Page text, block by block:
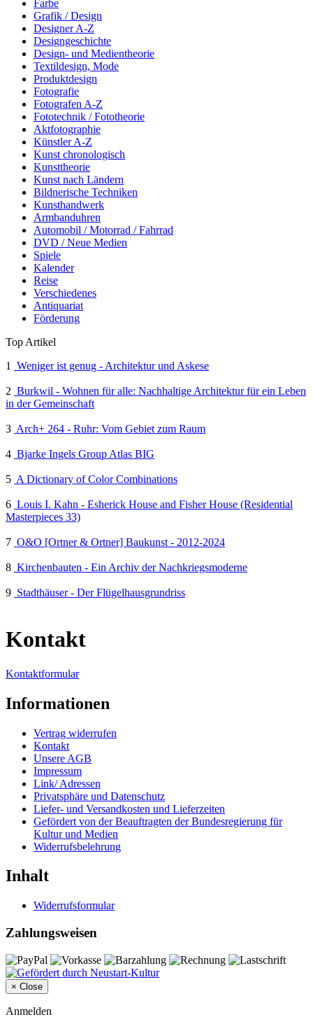
Farbe
Grafik / Design
Designer A-Z
Designgeschichte
Design- und Medientheorie
Textildesign, Mode
Produktdesign
Fotografie
Fotografen A-Z
Fototechnik / Fototheorie
Aktfotographie
Künstler A-Z
Kunst chronologisch
Kunsttheorie
Kunst nach Ländern
Bildnerische Techniken
Kunsthandwerk
Armbanduhren
Automobil / Motorrad / Fahrrad
DVD / Neue Medien
Spiele
Kalender
Reise
Verschiedenes
Antiquariat
Förderung
Top Artikel
1
Weniger ist genug - Architektur und Askese
2 Burkwil - Wohnen für alle: Nachhaltige Architektur für ein Leben
in der Gemeinschaft
3 Arch+ 264 - Ruhr: Vom Gebiet zum Raum
4 Bjarke Ingels Group Atlas BIG
5 A Dictionary of Color Combinations
6 Louis I. Kahn - Esherick House and Fisher House (Residential
Masterpieces 33)
7 O&O [Ortner & Ortner] Baukunst - 2012-2024
8 Kirchenbauten - Ein Archiv der Nachkriegsmoderne
9 Stadthäuser - Der Flügelhausgrundriss
Kontakt
Kontaktformular
Informationen
Vertrag widerrufen
Kontakt
Unsere AGB
Impressum
Link/ Adressen
Privatsphäre und Datenschutz
Liefer- und Versandkosten und Lieferzeiten
Gefördert von der Beauftragten der Bundesregierung für
Kultur und Medien
Widerrufsbelehrung
Inhalt
Widerrufsformular
Zahlungsweisen
× Close
Anmelden